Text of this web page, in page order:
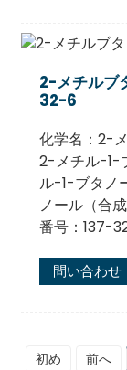
2-メチルブ
32-6
化学名：2-
2-メチル-1-
ル-1-ブタノ
ノール（合
番号：137-
問い合わせ
初め 前へ